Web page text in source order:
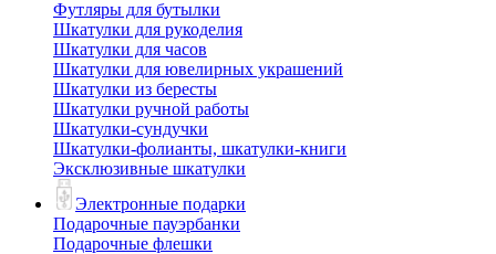
Футляры для бутылки
Шкатулки для рукоделия
Шкатулки для часов
Шкатулки для ювелирных украшений
Шкатулки из бересты
Шкатулки ручной работы
Шкатулки-сундучки
Шкатулки-фолианты, шкатулки-книги
Эксклюзивные шкатулки
Электронные подарки
Подарочные пауэрбанки
Подарочные флешки